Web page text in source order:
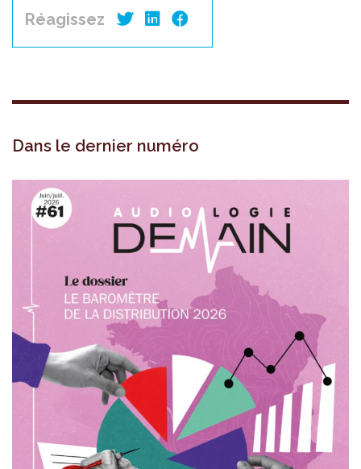
Réagissez
Dans le dernier numéro